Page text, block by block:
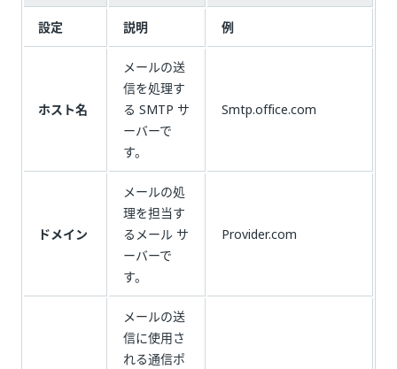
設定 説明 例
ホスト名
メールの送
信を処理す
る SMTP サ
ーバーで
す。
Smtp.office.com
ドメイン
メールの処
理を担当す
るメール サ
ーバーで
す。
Provider.com
メールの送
信に使用さ
れる通信ポ